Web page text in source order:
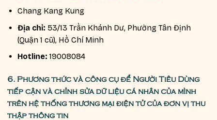
Chang Kang Kung
Địa chỉ: 53/13 Trần Khánh Dư, Phường Tân Định
(Quận 1 cũ), Hồ Chí Minh
Hotline: 19008084
6. Phương thức và công cụ để Người Tiêu Dùng
tiếp cận và chỉnh sửa dữ liệu cá nhân của mình
trên hệ thống thương mại điện tử của đơn vị thu
thập thông tin